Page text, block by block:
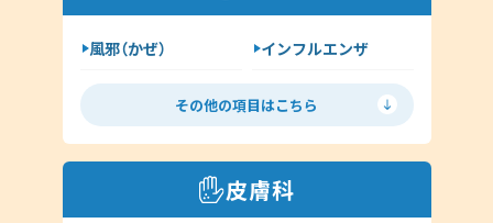
風邪（かぜ）
インフルエンザ
胃腸炎
花粉症
喘息
高血圧
咳喘息
消化器内科
その他の項目はこちら
皮膚科